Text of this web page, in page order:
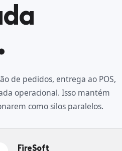
de pedidos, entrega ao POS,
operacional. Isso mantém
como silos paralelos.
FireSoft